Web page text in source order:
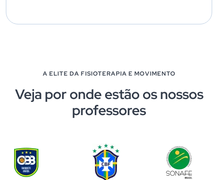
A ELITE DA FISIOTERAPIA E MOVIMENTO
Veja por onde estão os nossos
professores